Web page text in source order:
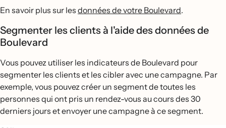
En savoir plus sur les données de votre Boulevard.
Segmenter les clients à l'aide des données de
Boulevard
Vous pouvez utiliser les indicateurs de Boulevard pour
segmenter les clients et les cibler avec une campagne. Par
exemple, vous pouvez créer un segment de toutes les
personnes qui ont pris un rendez-vous au cours des 30
derniers jours et envoyer une campagne à ce segment.